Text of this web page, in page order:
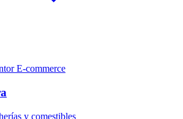
E-commerce
y comestibles